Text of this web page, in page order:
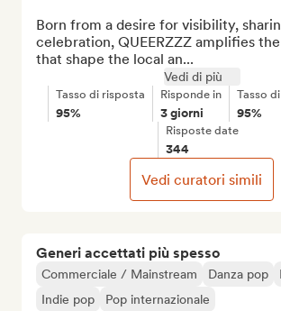
Generi accettati più spesso
Commerciale / Mainstream Danza pop
Indie pop
Pop internazionale
Born from a desire for visibility,
celebration, QUEERZZZ amplifies
that shape the local an...
Vedi di più
Tasso di risposta
95%
Risponde in
3 giorni
Tasso
95%
Risposte date
344
Vedi curatori simili